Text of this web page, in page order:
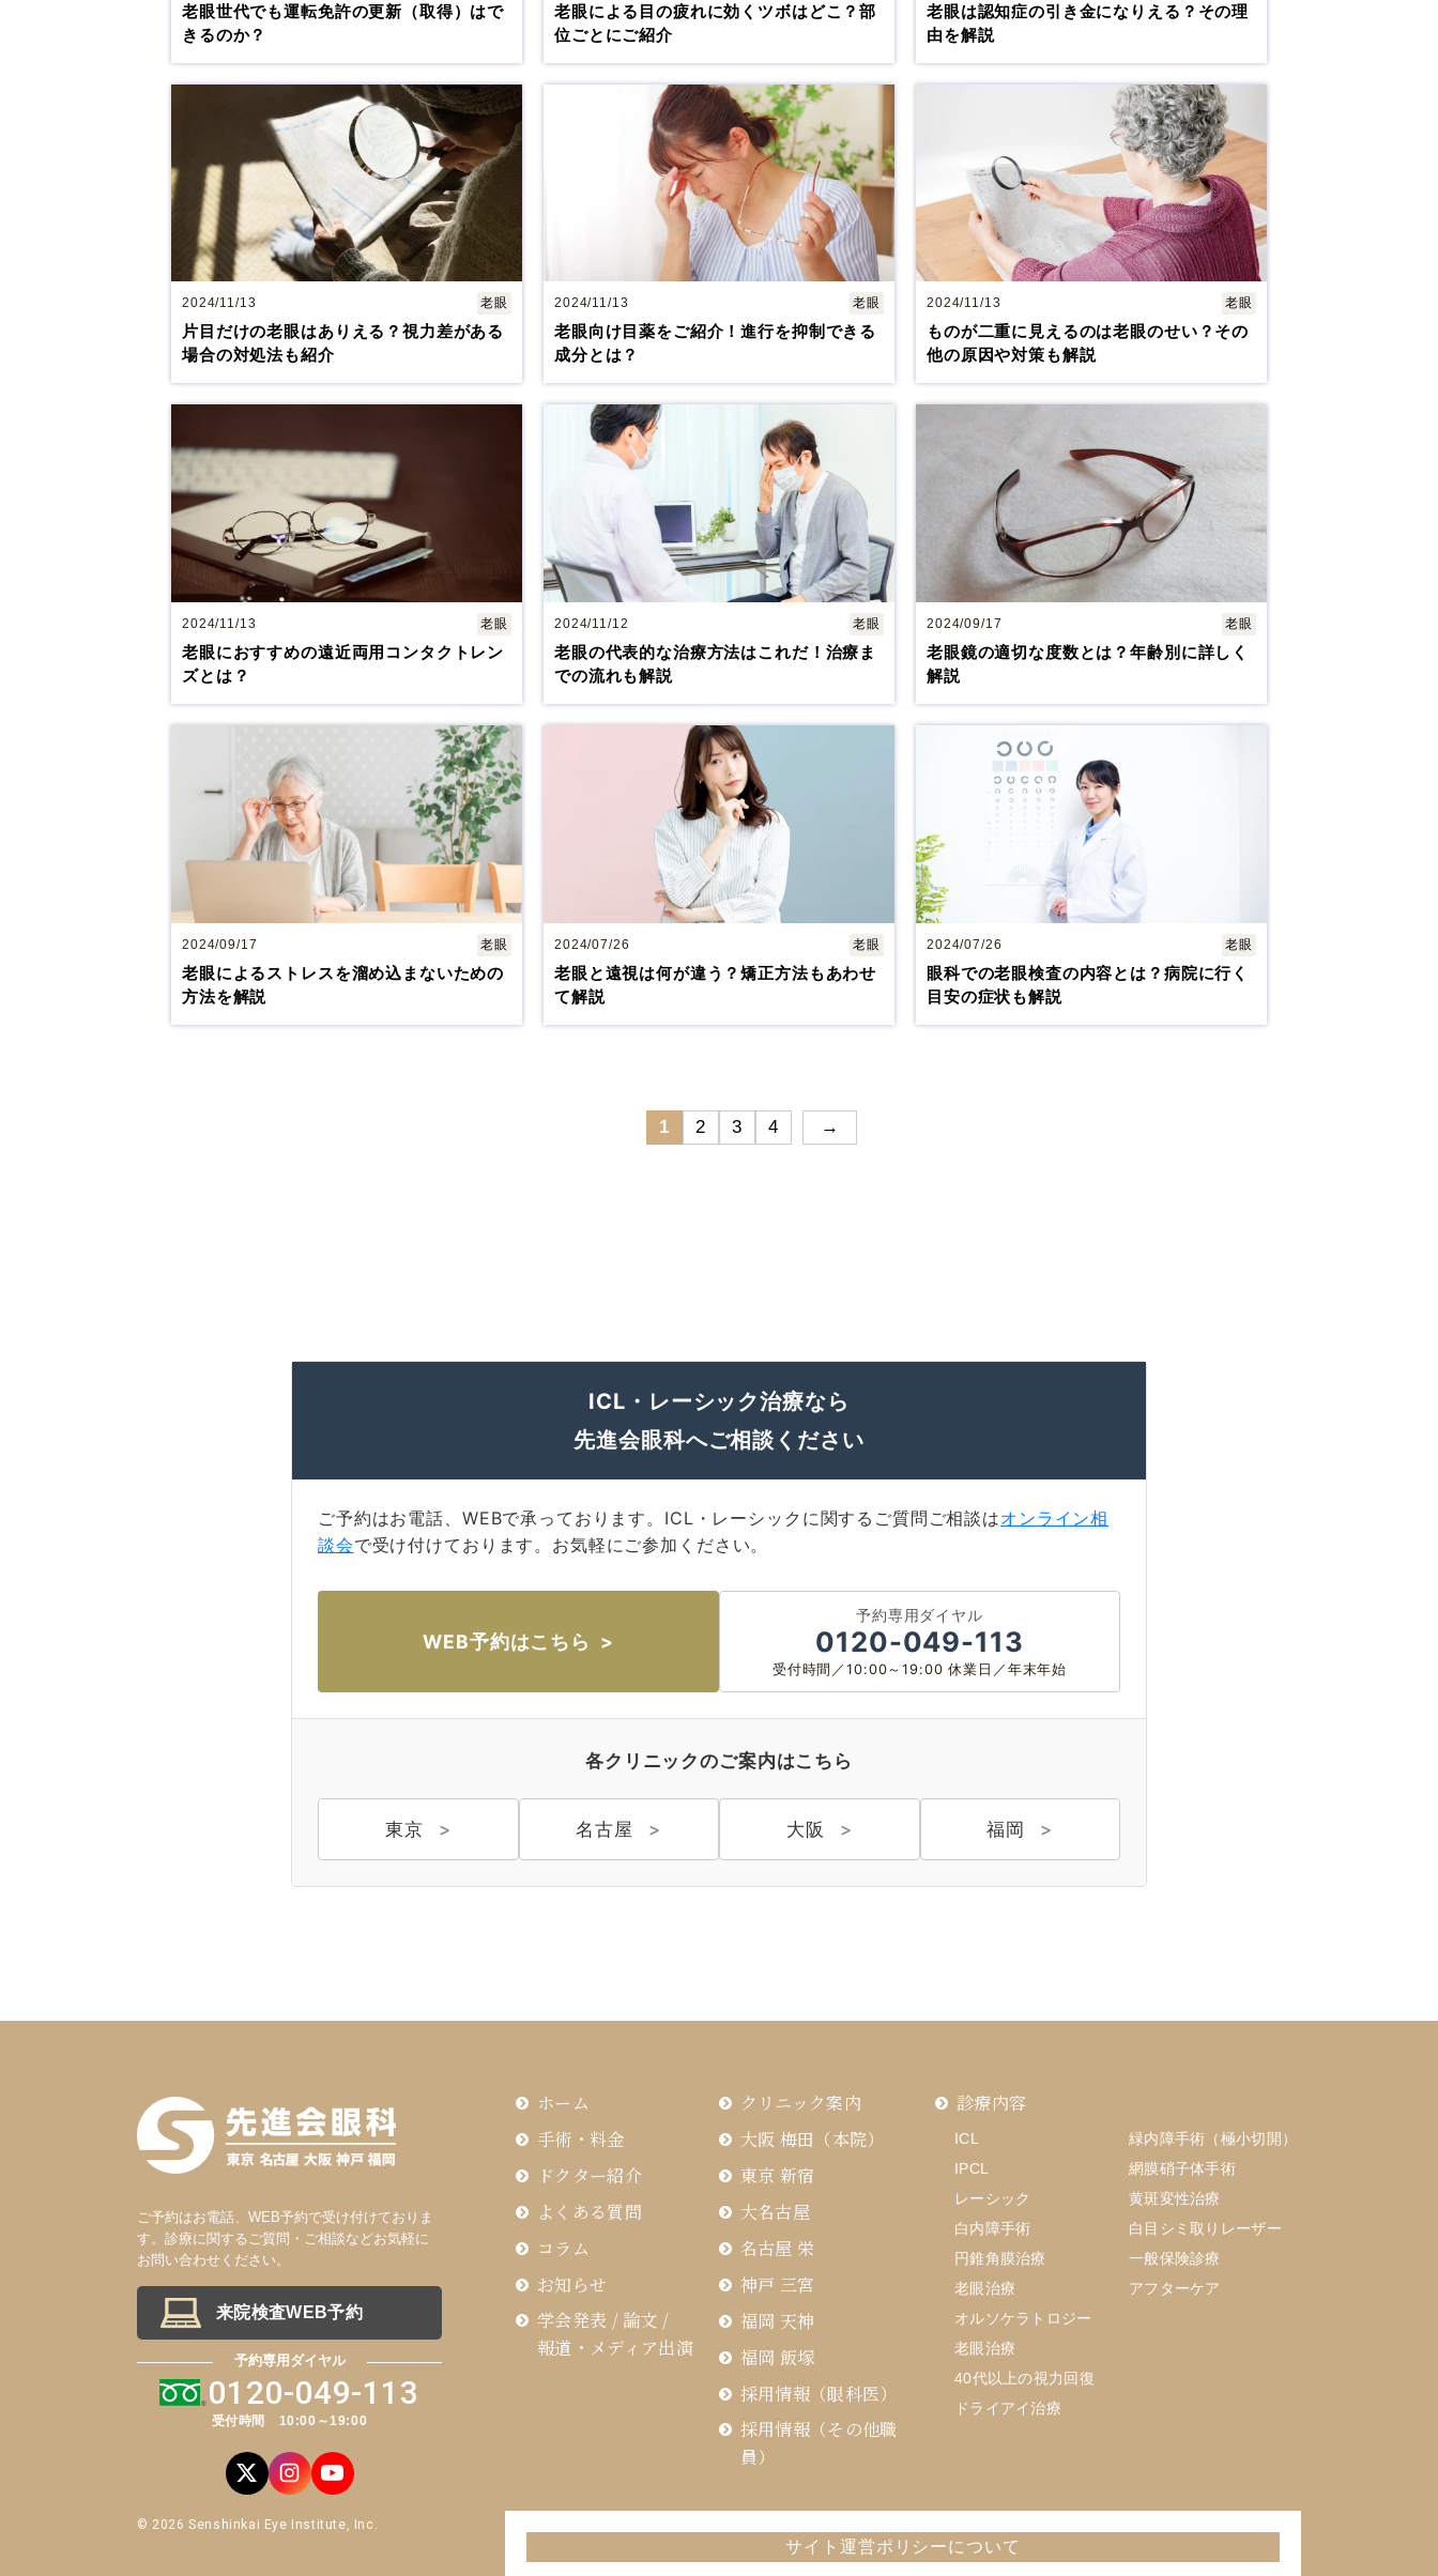
老眼世代でも運転免許の更新（取得）はで
きるのか？
老眼による目の疲れに効くツボはどこ？部
位ごとにご紹介
老眼は認知症の引き金になりえる？その理
由を解説
2024/11/13 老眼
片目だけの老眼はありえる？視力差がある
場合の対処法も紹介
2024/11/13 老眼
老眼向け目薬をご紹介！進行を抑制できる
成分とは？
2024/11/13 老眼
ものが二重に見えるのは老眼のせい？その
他の原因や対策も解説
2024/11/13 老眼
老眼におすすめの遠近両用コンタクトレン
ズとは？
2024/11/12 老眼
老眼の代表的な治療方法はこれだ！治療ま
での流れも解説
2024/09/17 老眼
老眼鏡の適切な度数とは？年齢別に詳しく
解説
2024/09/17 老眼
老眼によるストレスを溜め込まないための
方法を解説
2024/07/26 老眼
老眼と遠視は何が違う？矯正方法もあわせ
て解説
2024/07/26 老眼
眼科での老眼検査の内容とは？病院に行く
目安の症状も解説
1 2 3 4 →
ICL・レーシック治療なら
先進会眼科へご相談ください
ご予約はお電話、WEBで承っております。ICL・レーシックに関するご質問ご相談はオンライン相
談会で受け付けております。お気軽にご参加ください。
WEB予約はこちら
予約専用ダイヤル
0120-049-113
受付時間／10:00～19:00 休業日／年末年始
各クリニックのご案内はこちら
東京 名古屋 大阪 福岡
ご予約はお電話、WEB予約で受け付けておりま
す。診療に関するご質問・ご相談などお気軽に
お問い合わせください。
来院検査WEB予約
予約専用ダイヤル
0120-049-113
受付時間 10:00～19:00
© 2026 Senshinkai Eye Institute, Inc.
ホーム
手術・料金
ドクター紹介
よくある質問
コラム
お知らせ
学会発表 / 論文 /
報道・メディア出演
クリニック案内
大阪 梅田（本院）
東京 新宿
大名古屋
名古屋 栄
神戸 三宮
福岡 天神
福岡 飯塚
採用情報（眼科医）
採用情報（その他職
員）
診療内容
ICL
IPCL
レーシック
白内障手術
円錐角膜治療
老眼治療
オルソケラトロジー
老眼治療
40代以上の視力回復
ドライアイ治療
緑内障手術（極小切開）
網膜硝子体手術
黄斑変性治療
白目シミ取りレーザー
一般保険診療
アフターケア
サイト運営ポリシーについて
東京 新宿 名古屋 栄 大阪 梅田（本院） 福岡 天神
大阪 梅田(本院) 東京 新宿 名古屋 栄
CLOSE